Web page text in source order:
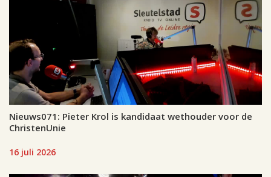
Nieuws071: Pieter Krol is kandidaat wethouder voor de
ChristenUnie
16 juli 2026